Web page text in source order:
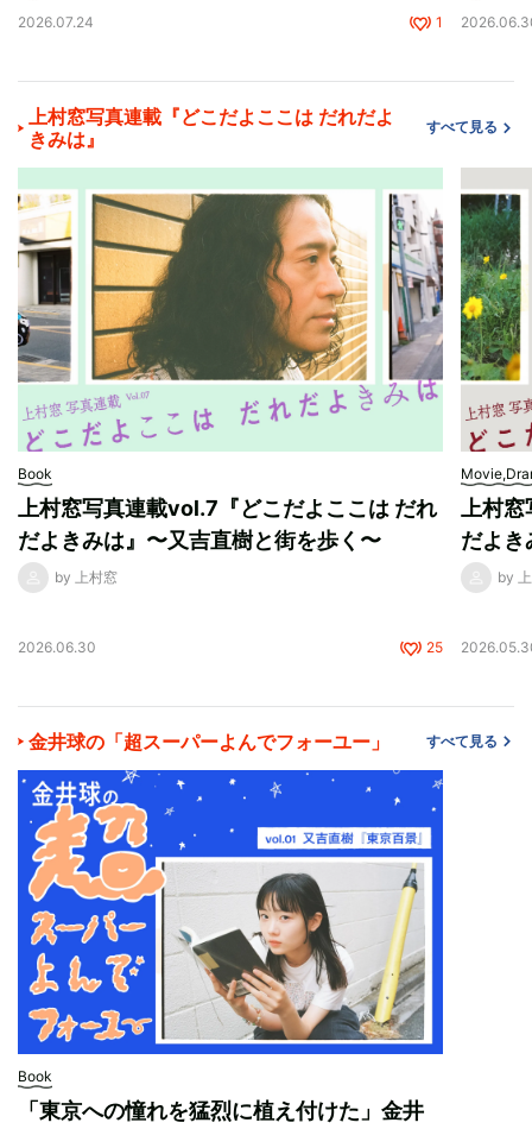
2026.07.24 1
上村窓写真連載『どこだよここは だれだよ
きみは』
すべて見る
Book
上村窓写真連載vol.7『どこだよここは だれ
だよきみは』〜又吉直樹と街を歩く〜
by 上村窓
2026.06.30 25
上村
だよき
by
金井球の「超スーパーよんでフォーユー」 すべて見る
Book
「東京への憧れを猛烈に植え付けた」金井